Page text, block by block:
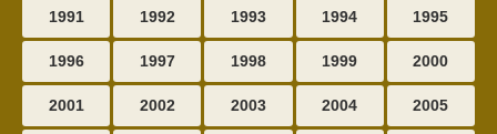
1991 1992 1993 1994 1995
1996 1997 1998 1999 2000
2001 2002 2003 2004 2005